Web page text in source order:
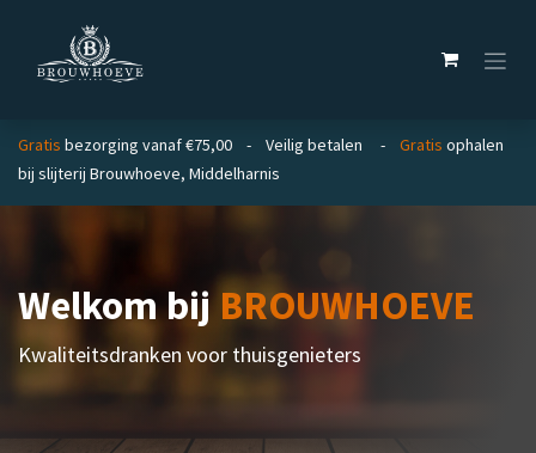
Gratis bezorging vanaf €75,00 - Veilig betalen - Gratis ophalen
bij slijterij Brouwhoeve, Middelharnis
Welkom bijBROUWHOEVE
Kwaliteitsdranken voor thuisgenieters